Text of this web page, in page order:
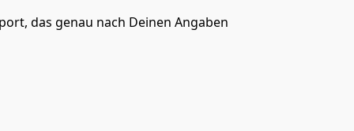
das genau nach Deinen Angaben